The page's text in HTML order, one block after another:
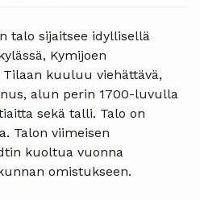
talo sijaitsee idyllisellä
Kymijoen
kuuluu viehättävä,
alun perin 1700-luvulla
sekä talli. Talo on
Talon viimeisen
kuoltua vuonna
omistukseen.